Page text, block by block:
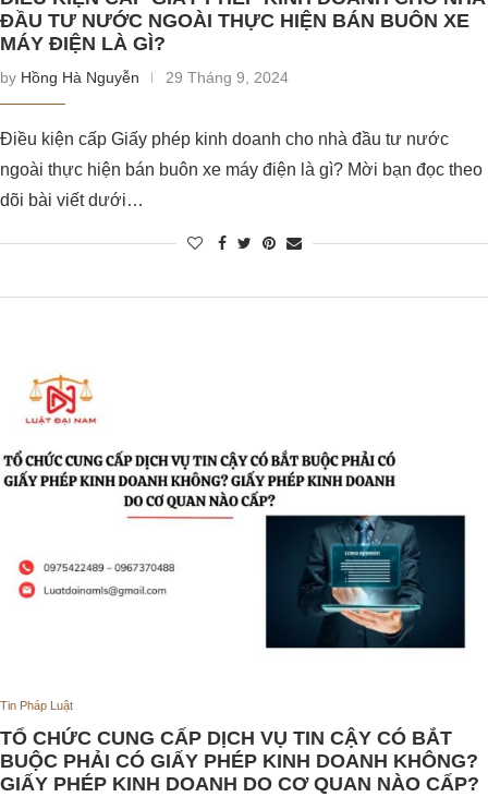
ĐẦU TƯ NƯỚC NGOÀI THỰC HIỆN BÁN BUÔN XE
MÁY ĐIỆN LÀ GÌ?
by Hồng Hà Nguyễn 29 Tháng 9, 2024
Điều kiện cấp Giấy phép kinh doanh cho nhà đầu tư nước
ngoài thực hiện bán buôn xe máy điện là gì? Mời bạn đọc theo
dõi bài viết dưới…
Tin Pháp Luật
TỔ CHỨC CUNG CẤP DỊCH VỤ TIN CẬY CÓ BẮT
BUỘC PHẢI CÓ GIẤY PHÉP KINH DOANH KHÔNG?
GIẤY PHÉP KINH DOANH DO CƠ QUAN NÀO CẤP?